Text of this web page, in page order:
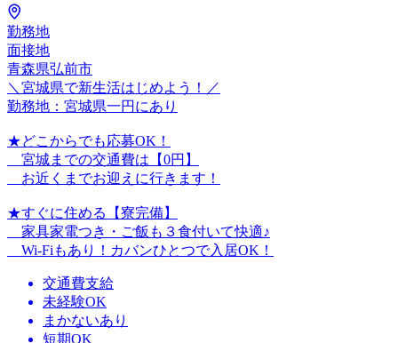
勤務地
面接地
青森県弘前市
＼宮城県で新生活はじめよう！／
勤務地：宮城県一円にあり
★どこからでも応募OK！
宮城までの交通費は【0円】
お近くまでお迎えに行きます！
★すぐに住める【寮完備】
家具家電つき・ご飯も３食付いて快適♪
Wi-Fiもあり！カバンひとつで入居OK！
交通費支給
未経験OK
まかないあり
短期OK